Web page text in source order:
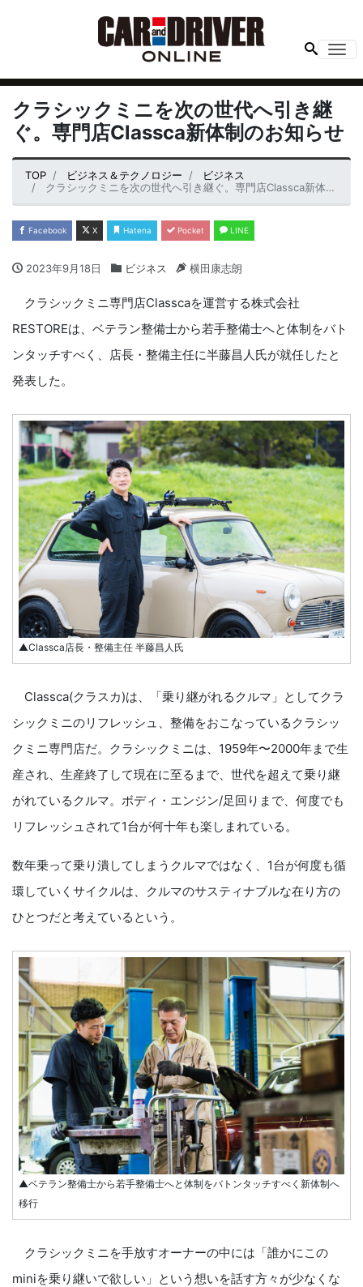
クラシックミニを次の世代へ引き継
ぐ。専門店Classca新体制のお知らせ
TOP ビジネス＆テクノロジー
ビジネス
クラシックミニを次の世代へ引き継ぐ。専門店Classca新体制のお知らせ
Facebook X Hatena Pocket LINE
2023年9月18日 ビジネス 横田康志朗
クラシックミニ専門店Classcaを運営する株式会社
RESTOREは、ベテラン整備士から若手整備士へと体制をバト
ンタッチすべく、店長・整備主任に半藤昌人氏が就任したと
発表した。
▲Classca店長・整備主任 半藤昌人氏
Classca(クラスカ)は、「乗り継がれるクルマ」としてクラ
シックミニのリフレッシュ、整備をおこなっているクラシッ
クミニ専門店だ。クラシックミニは、1959年〜2000年まで生
産され、生産終了して現在に至るまで、世代を超えて乗り継
がれているクルマ。ボディ・エンジン/足回りまで、何度でも
リフレッシュされて1台が何十年も楽しまれている。
数年乗って乗り潰してしまうクルマではなく、1台が何度も循
環していくサイクルは、クルマのサスティナブルな在り方の
ひとつだと考えているという。
▲ベテラン整備士から若手整備士へと体制をバトンタッチすべく新体制へ
移行
クラシックミニを手放すオーナーの中には「誰かにこの
miniを乗り継いで欲しい」という想いを話す方々が少なくな